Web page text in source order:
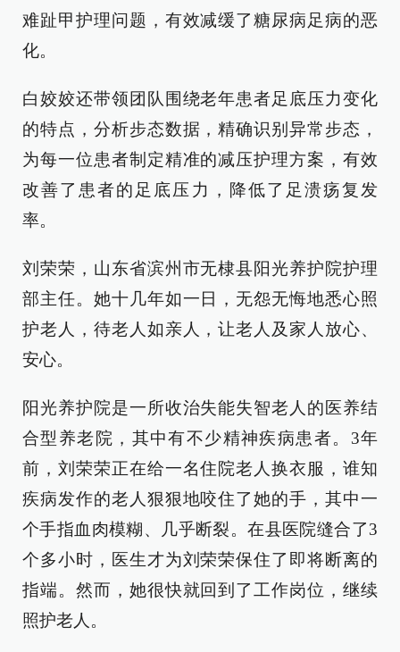
难趾甲护理问题，有效减缓了糖尿病足病的恶
化。
白姣姣还带领团队围绕老年患者足底压力变化
的特点，分析步态数据，精确识别异常步态，
为每一位患者制定精准的减压护理方案，有效
改善了患者的足底压力，降低了足溃疡复发
率。
刘荣荣，山东省滨州市无棣县阳光养护院护理
部主任。她十几年如一日，无怨无悔地悉心照
护老人，待老人如亲人，让老人及家人放心、
安心。
阳光养护院是一所收治失能失智老人的医养结
合型养老院，其中有不少精神疾病患者。3年
前，刘荣荣正在给一名住院老人换衣服，谁知
疾病发作的老人狠狠地咬住了她的手，其中一
个手指血肉模糊、几乎断裂。在县医院缝合了3
个多小时，医生才为刘荣荣保住了即将断离的
指端。然而，她很快就回到了工作岗位，继续
照护老人。